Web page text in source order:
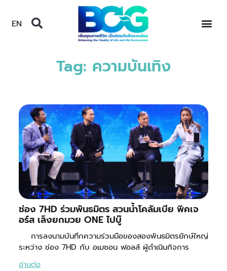
EN
Tag: ความบันเทิง
ช่อง 7HD ร่วมพันธมิตร สวนน้ำโคลัมเบีย พิคเจ
อร์ส เล็งยกมวย ONE ไปบู๊
การลงนามบันทึกความร่วมมือของสองพันธมิตรยักษ์ใหญ่
ระหว่าง ช่อง 7HD กับ อเมซอน ฟอลส์ ผู้ดำเนินกิจการ
อ่านต่อ